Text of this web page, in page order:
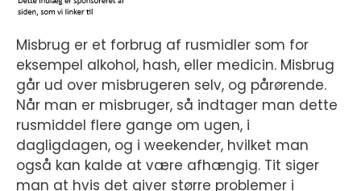
Misbrug er et forbrug af rusmidler som for
eksempel alkohol, hash, eller medicin. Misbrug
går ud over misbrugeren selv, og pårørende.
Når man er misbruger, så indtager man dette
rusmiddel flere gange om ugen, i
dagligdagen, og i weekender, hvilket man
også kan kalde at være afhængig. Tit siger
man at hvis det giver større problemer i